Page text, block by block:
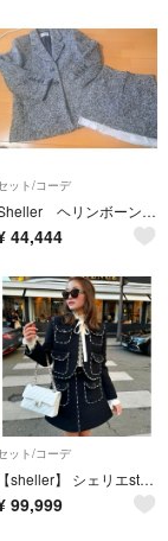
ット/コーデ
Sheller ヘリンボーンオーバーサイズジャケットコート キュロット
44,444
ット/コーデ
【sheller】 シェリエstitchtweedjacket&culottes
99,999